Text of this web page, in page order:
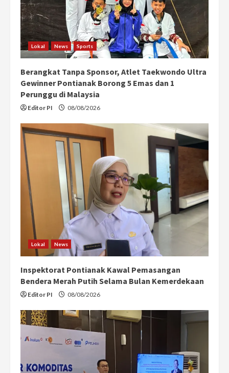
i
n
g Lokal News Sports
Berangkat Tanpa Sponsor, Atlet Taekwondo Ultra
Gewinner Pontianak Borong 5 Emas dan 1
Perunggu di Malaysia
Editor PI 08/08/2026
Lokal News
Inspektorat Pontianak Kawal Pemasangan
Bendera Merah Putih Selama Bulan Kemerdekaan
Editor PI 08/08/2026